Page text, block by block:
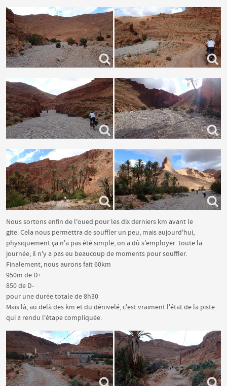
Nous sortons enfin de l'oued pour les dix derniers km avant le
gite. Cela nous permettra de souffler un peu, mais aujourd'hui,
physiquement ça n'a pas été simple, on a dû s'employer toute la
journée, il n'y a pas eu beaucoup de moments pour souffler.
Finalement, nous aurons fait 60km
950m de D+
850 de D-
pour une durée totale de 8h30
Mais là, au delà des km et du dénivelé, c'est vraiment l'état de la piste
qui a rendu l'étape compliquée.